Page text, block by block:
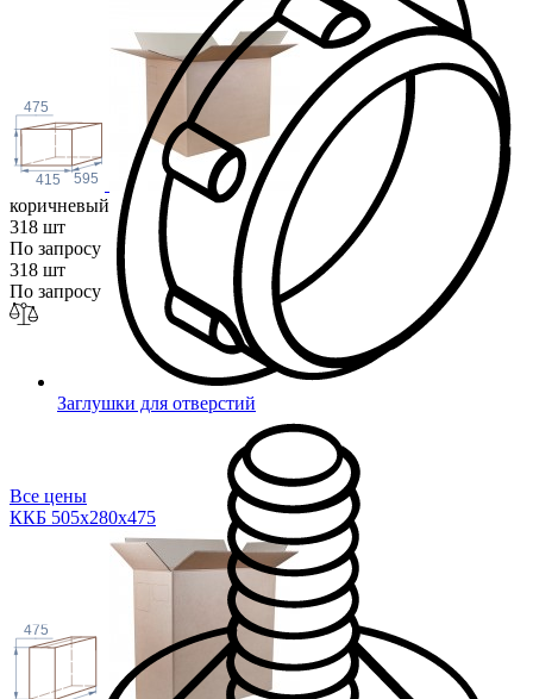
Заглушки для отверстий
475
415 595
коричневый
318 шт
По запросу
318 шт
По запросу
Все цены
ККБ 505х280х475
475